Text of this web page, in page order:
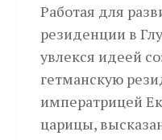
Работая для
резиденции в
увлекся идеей
гетманскую
императрицей
царицы,